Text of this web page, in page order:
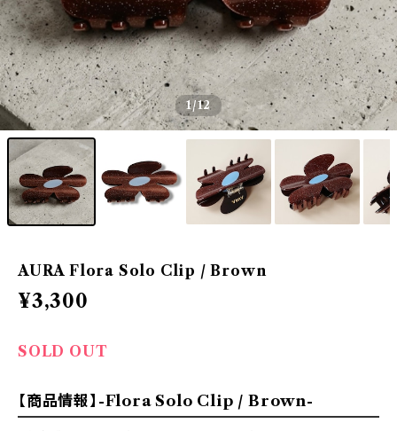
1/12
AURA Flora Solo Clip / Brown
¥3,300
SOLD OUT
【商品情報】-Flora Solo Clip / Brown-